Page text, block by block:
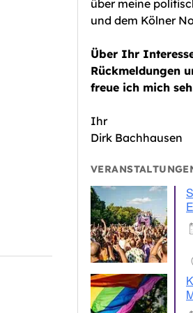
über meine
und dem Kölner
Über Ihr
Rückmeldungen
freue ich mich
Ihr
Dirk Bachhausen